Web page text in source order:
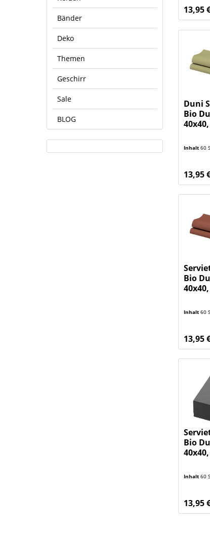
Bänder
Deko
Themen
Geschirr
Sale
BLOG
13,95
Duni
Bio
Inhalt60
13,95
Bio
Inhalt60
13,95
Bio
Inhalt60
13,95